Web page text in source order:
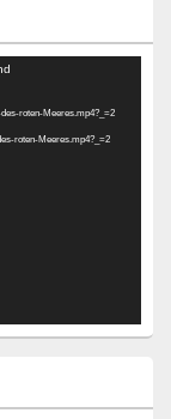
roten-Meeres.mp4?_=2
roten-Meeres.mp4?_=2